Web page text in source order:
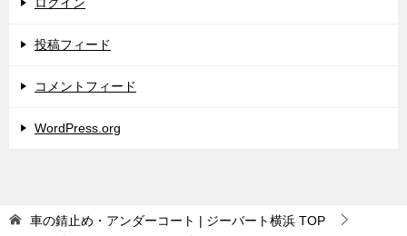
投稿フィード
コメントフィード
WordPress.org
車の錆止め・アンダーコート | ジーバート横浜 TOP